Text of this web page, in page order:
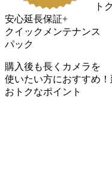
ト
安心延長保証+
クイックメンテナンス
パック
購入後も長くカメラを
使いたい方におすすめ！
おトクなポイント